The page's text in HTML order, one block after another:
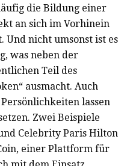
die Bildung einer
an sich im Vorhinein
nicht umsonst ist es
was neben der
Teil des
ausmacht. Auch
lassen
Zwei Beispiele
Celebrity Paris Hilton
einer Plattform für